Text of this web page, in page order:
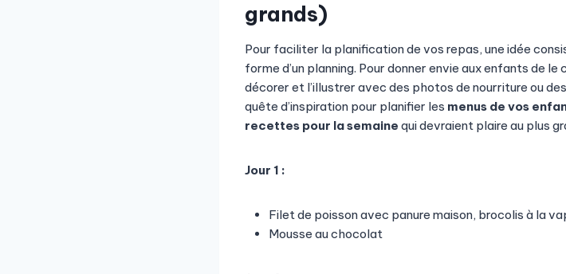
grands)
Pour faciliter la planification de vos repas, une idée
forme d’un planning. Pour donner envie aux enfants de
décorer et l’illustrer avec des photos de nourriture ou des
quête d’inspiration pour planifier les menus de vos
recettes pour la semaine qui devraient plaire au plus
Jour 1 :
Filet de poisson avec panure maison, brocolis à la
Mousse au chocolat